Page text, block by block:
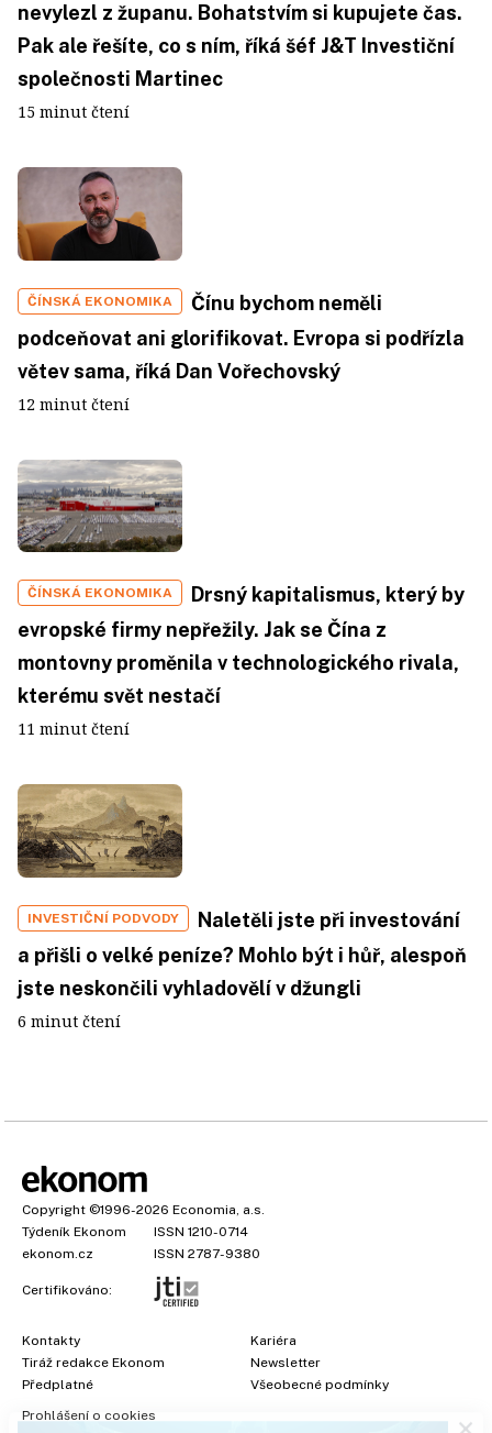
nevylezl z županu. Bohatstvím si kupujete čas.
Pak ale řešíte, co s ním, říká šéf J&T Investiční
společnosti Martinec
15 minut čtení
ČÍNSKÁ EKONOMIKA
Čínu bychom neměli
podceňovat ani glorifikovat. Evropa si podřízla
větev sama, říká Dan Vořechovský
12 minut čtení
ČÍNSKÁ EKONOMIKA
Drsný kapitalismus, který by
evropské firmy nepřežily. Jak se Čína z
montovny proměnila v technologického rivala,
kterému svět nestačí
11 minut čtení
INVESTIČNÍ PODVODY
Naletěli jste při investování
a přišli o velké peníze? Mohlo být i hůř, alespoň
jste neskončili vyhladovělí v džungli
6 minut čtení
Copyright ©1996-2026 Economia, a.s.
Týdeník Ekonom
ISSN 1210-0714
ekonom.cz
ISSN 2787-9380
Certifikováno:
Kontakty
Tiráž redakce Ekonom
Předplatné
Kariéra
Newsletter
Všeobecné podmínky
Prohlášení o cookies